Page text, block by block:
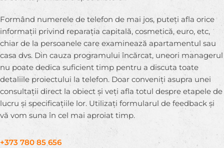
Formând numerele de telefon de mai jos, puteți afla orice
informații privind reparația capitală, cosmetică, euro, etc,
chiar de la persoanele care examinează apartamentul sau
casa dvs. Din cauza programului încărcat, uneori managerul
nu poate dedica suficient timp pentru a discuta toate
detaliile proiectului la telefon. Doar conveniți asupra unei
consultații direct la obiect și veți afla totul despre etapele de
lucru și specificațiile lor. Utilizați formularul de feedback și
vă vom suna în cel mai aproiat timp.
+373 780 85 656